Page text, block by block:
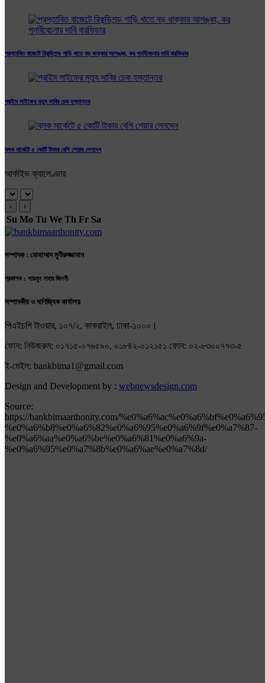
প্রস্তাবিত বাজেটে রিকন্ডিশন্ড গাড়ি খাতে বড় ধাক্কার আশঙ্কা, কর পুনর্বিবেচনার দাবি বারভিডার
প্রাইম লাইফের মৃত্যু দাবির চেক হস্তান্তর
ব্লক মার্কেটে ৫ কোটি টাকার বেশি শেয়ার লেনদেন
আর্কাইভ ক্যালেণ্ডার
‹ ›
Su Mo Tu We Th Fr Sa
সম্পাদক : মোহাম্মাদ মুনীরুজ্জামান
প্রকাশক : সায়মুন নাহার জিদনী
সম্পাদকীয় ও বাণিজ্যিক কার্যালয়
পিএইচপি টাওয়ার, ১০৭/২, কাকরাইল, ঢাকা-১০০০।
ফোন: নিউজরুম: ০১৭১৫-০৭৬৫৯০, ০১৮৪২-০১২১৫১ ফোন: ০২-৮৩০০৭৭৩-৫
ই-মেইল: bankbima1@gmail.com
Design and Development by : webnewsdesign.com
Source:
https://bankbimaarthonity.com/
%e0%a6%b8%e0%a6%82%e0%a6%95%e0%a6%9f%e0%a7%87-
%e0%a6%aa%e0%a6%be%e0%a6%81%e0%a6%9a-
%e0%a6%95%e0%a7%8b%e0%a6%ae%e0%a7%8d/